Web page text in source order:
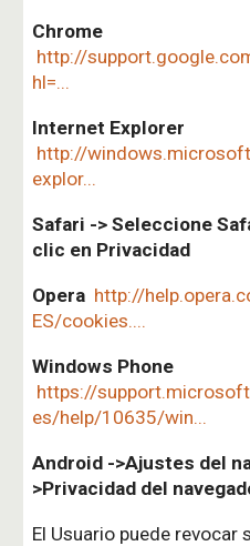
Chrome
http://
hl=...
Internet Explorer
http://
explor...
Safari -> Seleccione
clic en Privacidad
Opera http://
ES/cookies....
Windows Phone
https://
es/help/10635/win...
Android ->Ajustes del
>Privacidad del
El Usuario puede revocar